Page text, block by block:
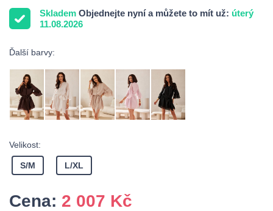
Skladem Objednejte nyní a můžete to mít už: úterý
11.08.2026
Ďalší barvy:
Velikost:
S/M L/XL
Cena: 2 007 Kč